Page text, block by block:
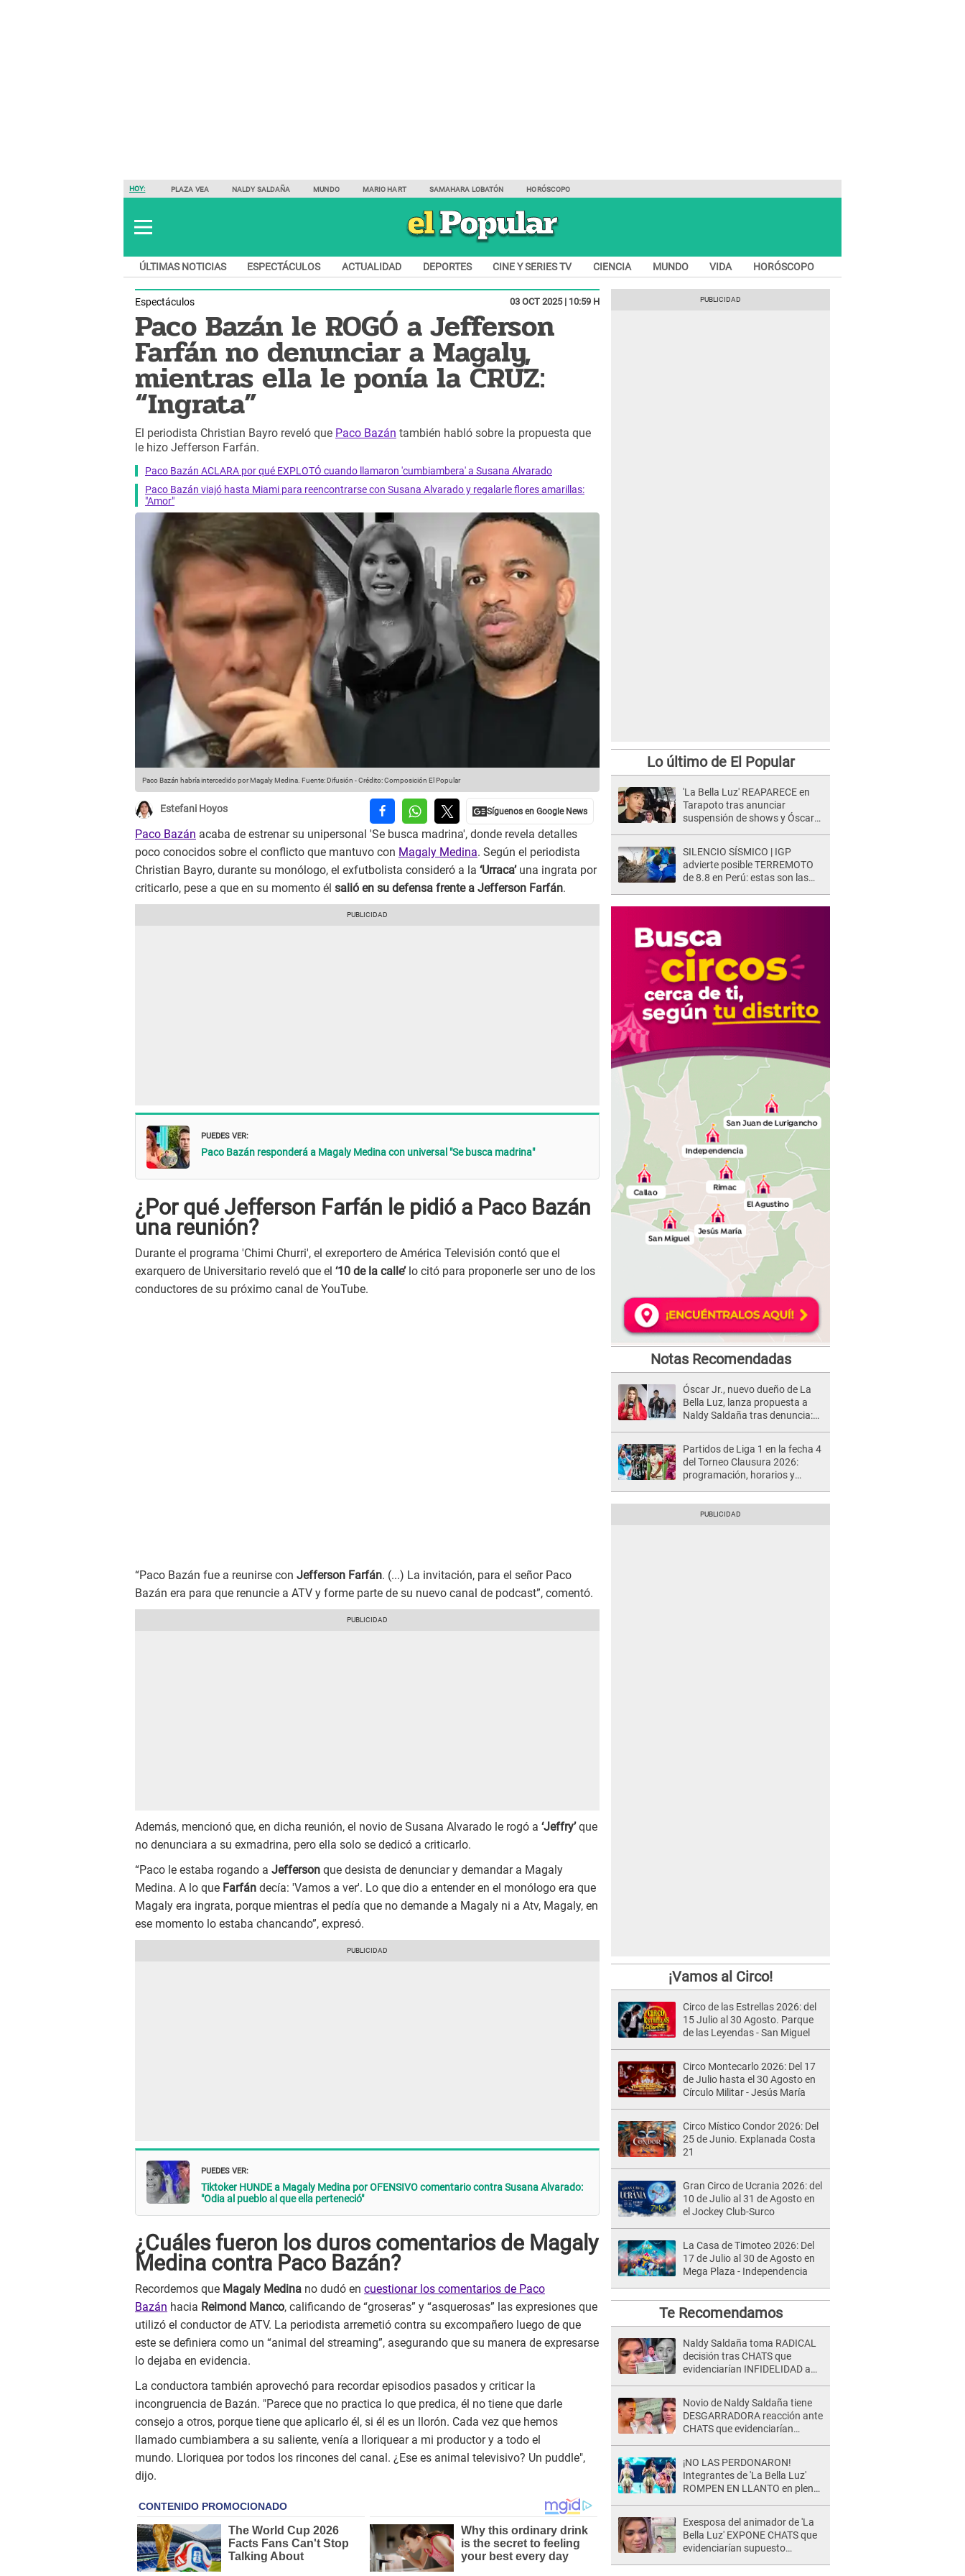
HOY: PLAZA VEA NALDY SALDAÑA MUNDO MARIO HART SAMAHARA LOBATÓN HORÓSCOPO
ÚLTIMAS NOTICIAS ESPECTÁCULOS ACTUALIDAD DEPORTES CINE Y SERIES TV CIENCIA MUNDO VIDA HORÓSCOPO
Espectáculos 03 OCT 2025 | 10:59 H
Paco Bazán le ROGÓ a Jefferson
Farfán no denunciar a Magaly,
mientras ella le ponía la CRUZ:
“Ingrata”
El periodista Christian Bayro reveló que Paco Bazán también habló sobre la propuesta que
le hizo Jefferson Farfán.
Paco Bazán ACLARA por qué EXPLOTÓ cuando llamaron 'cumbiambera' a Susana Alvarado
Paco Bazán viajó hasta Miami para reencontrarse con Susana Alvarado y regalarle flores amarillas:
"Amor"
Paco Bazán habría intercedido por Magaly Medina. Fuente: Difusión -Crédito: Composición El Popular
Estefani Hoyos
Paco Bazán acaba de estrenar su unipersonal 'Se busca madrina', donde revela detalles
poco conocidos sobre el conflicto que mantuvo con Magaly Medina. Según el periodista
Christian Bayro, durante su monólogo, el exfutbolista consideró a la ‘Urraca’ una ingrata por
criticarlo, pese a que en su momento él salió en su defensa frente a Jefferson Farfán.
PUEDES VER:
Paco Bazán responderá a Magaly Medina con universal "Se busca madrina"
¿Por qué Jefferson Farfán le pidió a Paco Bazán
una reunión?
Durante el programa 'Chimi Churri', el exreportero de América Televisión contó que el
exarquero de Universitario reveló que el ‘10 de la calle’lo citó para proponerle ser uno de los
conductores de su próximo canal de YouTube.
“Paco Bazán fue a reunirse con Jefferson Farfán. (...) La invitación, para el señor Paco
Bazán era para que renuncie a ATV y forme parte de su nuevo canal de podcast”, comentó.
Además, mencionó que, en dicha reunión, el novio de Susana Alvarado le rogó a ‘Jeffry’que
no denunciara a su exmadrina, pero ella solo se dedicó a criticarlo.
“Paco le estaba rogando a Jefferson que desista de denunciar y demandar a Magaly
Medina. A lo que Farfán decía: 'Vamos a ver'. Lo que dio a entender en el monólogo era que
Magaly era ingrata, porque mientras el pedía que no demande a Magaly ni a Atv, Magaly, en
ese momento lo estaba chancando”, expresó.
PUEDES VER:
Tiktoker HUNDE a Magaly Medina por OFENSIVO comentario contra Susana Alvarado:
"Odia al pueblo al que ella perteneció"
¿Cuáles fueron los duros comentarios de Magaly
Medina contra Paco Bazán?
Recordemos que Magaly Medina no dudó en cuestionar los comentarios de Paco
Bazán hacia Reimond Manco, calificando de “groseras” y “asquerosas” las expresiones que
utilizó el conductor de ATV. La periodista arremetió contra su excompañero luego de que
este se definiera como un “animal del streaming”, asegurando que su manera de expresarse
lo dejaba en evidencia.
La conductora también aprovechó para recordar episodios pasados y criticar la
incongruencia de Bazán. "Parece que no practica lo que predica, él no tiene que darle
consejo a otros, porque tiene que aplicarlo él, si él es un llorón. Cada vez que hemos
llamado cumbiambera a su saliente, venía a lloriquear a mi productor y a todo el
mundo. Lloriquea por todos los rincones del canal. ¿Ese es animal televisivo? Un puddle",
dijo.
Lo último de El Popular
'La Bella Luz' REAPARECE en
Tarapoto tras anunciar
suspensión de shows y Óscar
error no vamos a pagar todos"
SILENCIO SÍSMICO | IGP
advierte posible TERREMOTO
de 8.8 en Perú: estas son las
Notas Recomendadas
Óscar Jr., nuevo dueño de La
Bella Luz, lanza propuesta a
Naldy Saldaña tras denuncia:
Partidos de Liga 1 en la fecha 4
del Torneo Clausura 2026:
programación, horarios y
¡Vamos al Circo!
Circo de las Estrellas 2026: del
15 Julio al 30 Agosto. Parque
de las Leyendas - San Miguel
Circo Montecarlo 2026: Del 17
de Julio hasta el 30 Agosto en
Círculo Militar - Jesús María
Circo Místico Condor 2026: Del
25 de Junio. Explanada Costa
21
Gran Circo de Ucrania 2026: del
10 de Julio al 31 de Agosto en
el Jockey Club-Surco
La Casa de Timoteo 2026: Del
17 de Julio al 30 de Agosto en
Mega Plaza - Independencia
Te Recomendamos
Naldy Saldaña toma RADICAL
decisión tras CHATS que
evidenciarían INFIDELIDAD a
Novio de Naldy Saldaña tiene
DESGARRADORA reacción ante
CHATS que evidenciarían
¡NO LAS PERDONARON!
Integrantes de 'La Bella Luz'
ROMPEN EN LLANTO en pleno
Exesposa del animador de 'La
Bella Luz' EXPONE CHATS que
evidenciarían supuesto